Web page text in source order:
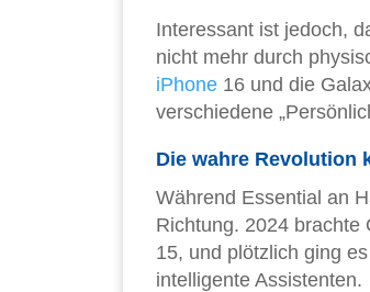
Interessant ist jedoch,
nicht mehr durch
iPhone 16 und die
verschiedene
Die wahre Revolution
Während Essential an
Richtung. 2024 brachte
15, und plötzlich ging
intelligente Assistenten.